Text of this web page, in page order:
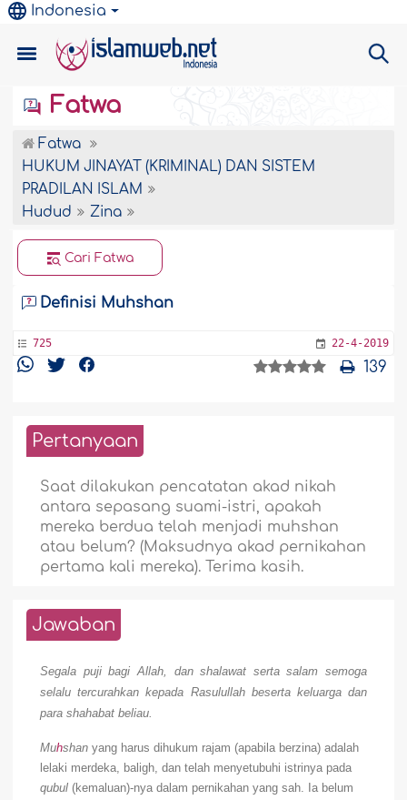
Indonesia
Fatwa
Fatwa
HUKUM JINAYAT (KRIMINAL) DAN SISTEM
PRADILAN ISLAM
Hudud
Zina
Cari Fatwa
Definisi Muhshan
725 22-4-2019
139
Pertanyaan
Saat dilakukan pencatatan akad nikah
antara sepasang suami-istri, apakah
mereka berdua telah menjadi muhshan
atau belum? (Maksudnya akad pernikahan
pertama kali mereka). Terima kasih.
Jawaban
Segala puji bagi Allah, dan shalawat serta salam semoga
selalu tercurahkan kepada Rasulullah beserta keluarga dan
para shahabat beliau.
Muhshan yang harus dihukum rajam (apabila berzina) adalah
lelaki merdeka, baligh, dan telah menyetubuhi istrinya pada
qubul (kemaluan)-nya dalam pernikahan yang sah. Ia belum